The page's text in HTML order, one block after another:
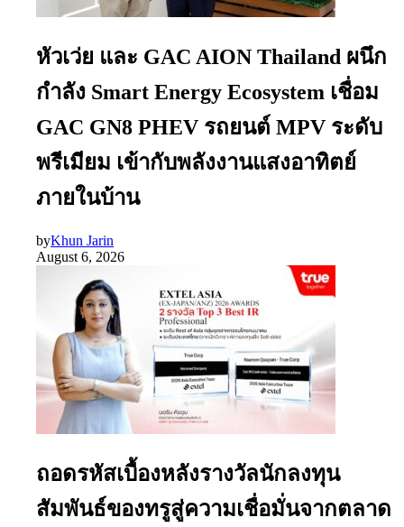
หัวเว่ย และ GAC AION Thailand ผนึก
กำลัง Smart Energy Ecosystem เชื่อม
GAC GN8 PHEV รถยนต์ MPV ระดับ
พรีเมียม เข้ากับพลังงานแสงอาทิตย์
ภายในบ้าน
byKhun Jarin
August 6, 2026
ถอดรหัสเบื้องหลังรางวัลนักลงทุน
สัมพันธ์ของทรูสู่ความเชื่อมั่นจากตลาด